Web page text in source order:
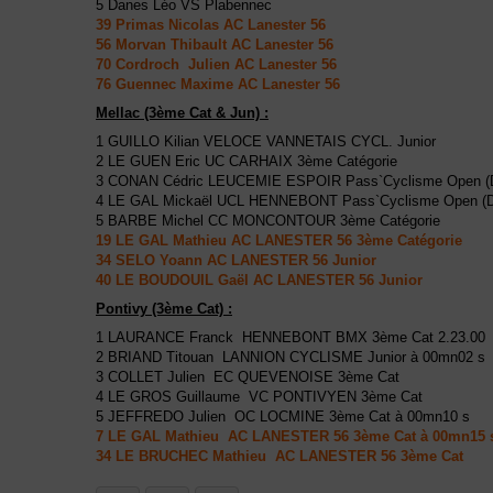
5 Danes Léo VS Plabennec
39 Primas Nicolas AC Lanester 56
56 Morvan Thibault AC Lanester 56
70 Cordroch Julien AC Lanester 56
76 Guennec Maxime AC Lanester 56
Mellac (3ème Cat & Jun) :
1 GUILLO Kilian VELOCE VANNETAIS CYCL. Junior
2 LE GUEN Eric UC CARHAIX 3ème Catégorie
3 CONAN Cédric LEUCEMIE ESPOIR Pass`Cyclisme Open
4 LE GAL Mickaël UCL HENNEBONT Pass`Cyclisme Open
5 BARBE Michel CC MONCONTOUR 3ème Catégorie
19 LE GAL Mathieu AC LANESTER 56 3ème Catégorie
34 SELO Yoann AC LANESTER 56 Junior
40 LE BOUDOUIL Gaël AC LANESTER 56 Junior
Pontivy (3ème Cat) :
1 LAURANCE Franck HENNEBONT BMX 3ème Cat 2.23.00
2 BRIAND Titouan LANNION CYCLISME Junior à 00mn02 s
3 COLLET Julien EC QUEVENOISE 3ème Cat
4 LE GROS Guillaume VC PONTIVYEN 3ème Cat
5 JEFFREDO Julien OC LOCMINE 3ème Cat à 00mn10 s
7 LE GAL Mathieu AC LANESTER 56 3ème Cat à 00mn15
34 LE BRUCHEC Mathieu AC LANESTER 56 3ème Cat